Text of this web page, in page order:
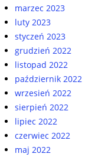
marzec 2023
luty 2023
styczeń 2023
grudzień 2022
listopad 2022
październik 2022
wrzesień 2022
sierpień 2022
lipiec 2022
czerwiec 2022
maj 2022